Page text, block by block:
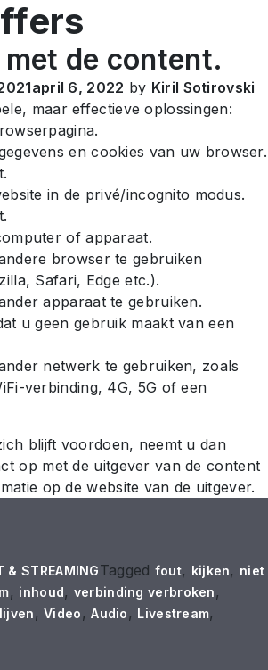
met de content.
april 6, 2022 by Kiril Sotirovski
maar effectieve oplossingen:
en cookies van uw browser.
in de privé/incognito modus.
of apparaat.
browser te gebruiken
Safari, Edge etc.).
apparaat te gebruiken.
u geen gebruik maakt van een
netwerk te gebruiken, zoals
verbinding, 4G, 5G of een
blijft voordoen, neemt u dan
op met de uitgever van de content
op de website van de uitgever.
& STREAMINGTagged fout, kijken, niet
, inhoud, verbinding verbroken ,
,Video ,Audio , Livestream,